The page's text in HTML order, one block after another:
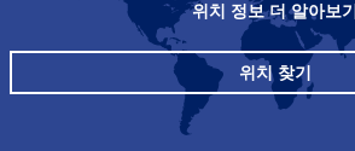
위치 정보 더 알아보기
위치 찾기